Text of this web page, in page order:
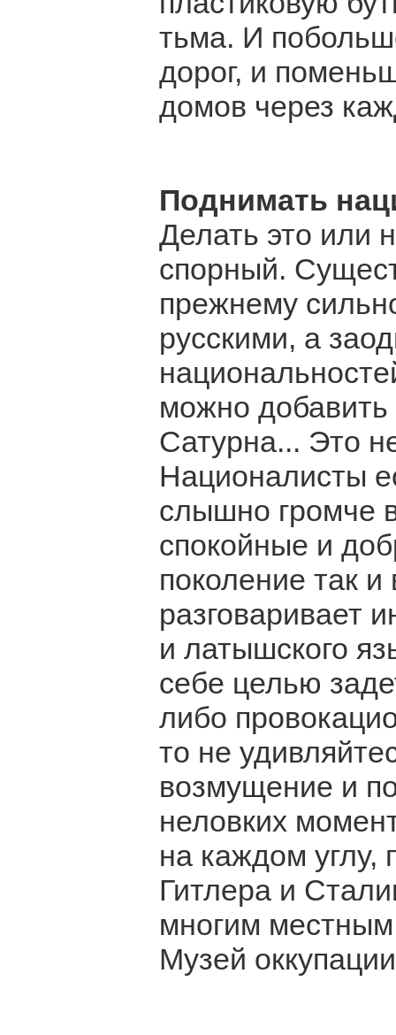
тьма. И
дорог, и
домов через
Поднимать
Делать это или
спорный.
прежнему
русскими, а
можно
Сатурна... Это
Националисты
слышно громче
спокойные и
поколение так
разговаривает
и латышского
себе целью
либо
то не
возмущение и
неловких
на каждом углу,
Гитлера и
многим
Музей